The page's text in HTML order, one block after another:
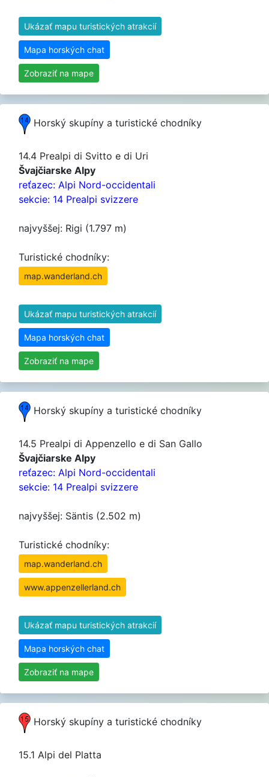
Ukázať mapu turistických atrakcií
Mapa horských chat
Zobraziť na mape
Horský skupíny a turistické chodníky
14.4 Prealpi di Svitto e di Uri
Švajčiarske Alpy
reťazec: Alpi Nord-occidentali
sekcie: 14 Prealpi svizzere
najvyššej: Rigi (1.797 m)
Turistické chodníky:
map.wanderland.ch
Ukázať mapu turistických atrakcií
Mapa horských chat
Zobraziť na mape
Horský skupíny a turistické chodníky
14.5 Prealpi di Appenzello e di San Gallo
Švajčiarske Alpy
reťazec: Alpi Nord-occidentali
sekcie: 14 Prealpi svizzere
najvyššej: Säntis (2.502 m)
Turistické chodníky:
map.wanderland.ch
www.appenzellerland.ch
Ukázať mapu turistických atrakcií
Mapa horských chat
Zobraziť na mape
Horský skupíny a turistické chodníky
15.1 Alpi del Platta